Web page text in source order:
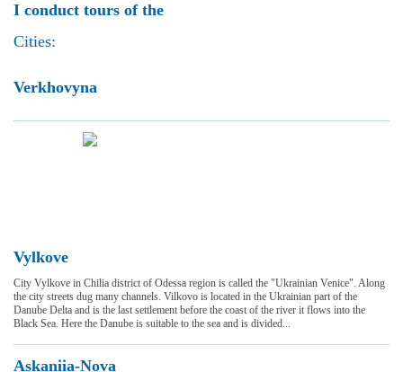
I conduct tours of the
Cities:
Verkhovyna
Vylkove
City Vylkove in Chilia district of Odessa region is called the "Ukrainian Venice". Along
the city streets dug many channels. Vilkovo is located in the Ukrainian part of the
Danube Delta and is the last settlement before the coast of the river it flows into the
Black Sea. Here the Danube is suitable to the sea and is divided...
Askaniia-Nova